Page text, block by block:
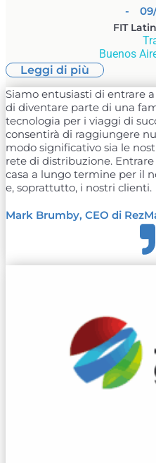
- 09/
FIT
Buenos
Leggi di più
Siamo entusiasti di entrare
di diventare parte di una
tecnologia per i viaggi di
consentirà di raggiungere
modo significativo sia le
rete di distribuzione.
casa a lungo termine per il
e, soprattutto, i nostri clienti.
Mark Brumby, CEO di